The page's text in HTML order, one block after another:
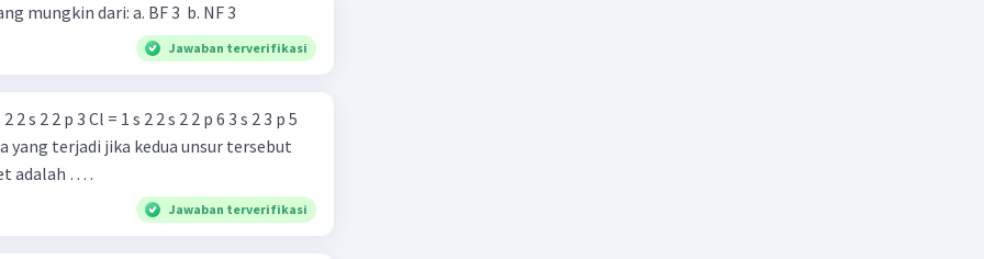
Tentukan bentuk molekul yang mungkin dari: a. BF 3 ​ b. NF 3 ​
Jawaban terverifikasi
yang terjadi jika kedua unsur tersebut
adalah … .
Jawaban terverifikasi